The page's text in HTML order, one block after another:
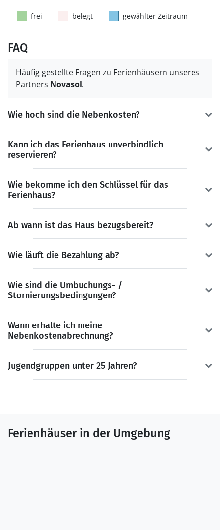
frei belegt gewählter Zeitraum
FAQ
Häufig gestellte Fragen zu Ferienhäusern unseres
Partners Novasol.
Wie hoch sind die Nebenkosten?
Kann ich das Ferienhaus unverbindlich
reservieren?
Wie bekomme ich den Schlüssel für das
Ferienhaus?
Ab wann ist das Haus bezugsbereit?
Wie läuft die Bezahlung ab?
Wie sind die Umbuchungs- /
Stornierungsbedingungen?
Wann erhalte ich meine
Nebenkostenabrechnung?
Jugendgruppen unter 25 Jahren?
Ferienhäuser in der Umgebung